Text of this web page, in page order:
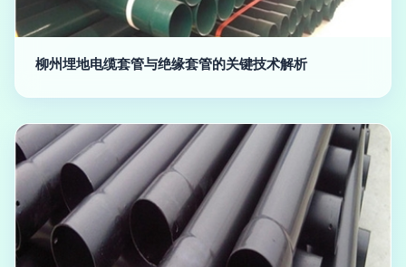
柳州埋地电缆套管与绝缘套管的关键技术解析